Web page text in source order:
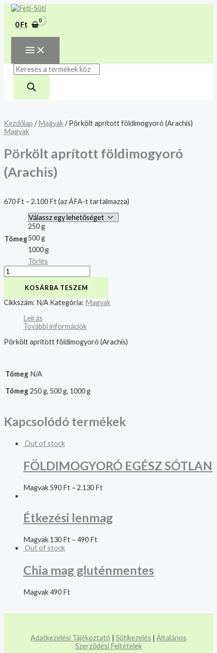
Skip
content
0Ft
MAIN
MENU
Products
search
Kezdőlap /Magvak/ Pörkölt aprított földimogyoró (Arachis)
Magvak
Pörkölt aprított földimogyoró
(Arachis)
670 Ft – 2.100 Ft(az ÁFA-t tartalmazza)
Tömeg
250 g
500 g
1000 g
Törlés
Pörkölt
aprított
földimogyoró
(Arachis)
mennyiség
KOSÁRBA TESZEM
Cikkszám: N/A Kategória: Magvak
Leírás
További információk
Pörkölt aprított földimogyoró (Arachis)
Tömeg N/A
Tömeg 250 g, 500 g, 1000 g
Kapcsolódó termékek
Out of stock
FÖLDIMOGYORÓ EGÉSZ SÓTLAN
Magvak590 Ft – 2.130 Ft
Étkezési lenmag
Magvak 130 Ft – 490 Ft
Out of stock
Chia mag gluténmentes
Magvak490 Ft
Adatkezelési Tájékoztató | Sütikezelés | Általános
Szerződési Feltételek
A mélyhűtött termékeket
csakis saját felelősségre
adjuk át futárszolgálatnak,
tekintettel a feloldási időre.